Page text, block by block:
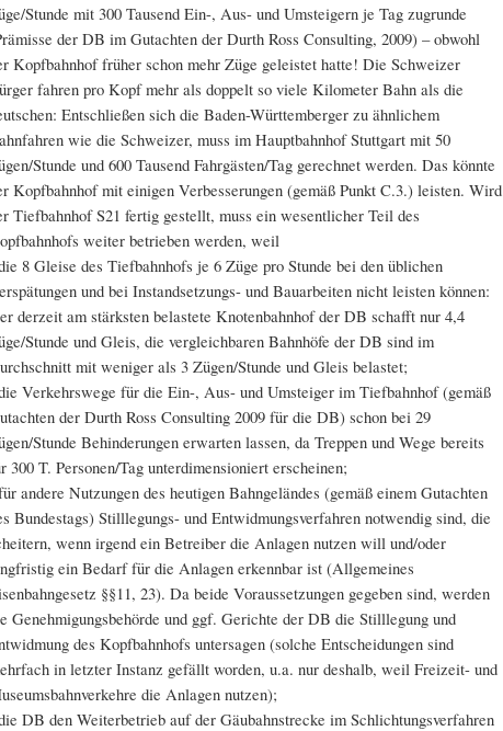
Stunde mit 300 Tausend Ein-, Aus- und Umsteigern je Tag zugrunde
der DB im Gutachten der Durth Ross Consulting, 2009) – obwohl
Kopfbahnhof früher schon mehr Züge geleistet hatte! Die Schweizer
fahren pro Kopf mehr als doppelt so viele Kilometer Bahn als die
Entschließen sich die Baden-Württemberger zu ähnlichem
wie die Schweizer, muss im Hauptbahnhof Stuttgart mit 50
Stunde und 600 Tausend Fahrgästen/Tag gerechnet werden. Das könnte
Kopfbahnhof mit einigen Verbesserungen (gemäß Punkt C.3.) leisten. Wird
Tiefbahnhof S21 fertig gestellt, muss ein wesentlicher Teil des
weiter betrieben werden, weil
8 Gleise des Tiefbahnhofs je 6 Züge pro Stunde bei den üblichen
und bei Instandsetzungs- und Bauarbeiten nicht leisten können:
derzeit am stärksten belastete Knotenbahnhof der DB schafft nur 4,4
Stunde und Gleis, die vergleichbaren Bahnhöfe der DB sind im
mit weniger als 3 Zügen/Stunde und Gleis belastet;
Verkehrswege für die Ein-, Aus- und Umsteiger im Tiefbahnhof (gemäß
der Durth Ross Consulting 2009 für die DB) schon bei 29
Stunde Behinderungen erwarten lassen, da Treppen und Wege bereits
300 T. Personen/Tag unterdimensioniert erscheinen;
andere Nutzungen des heutigen Bahngeländes (gemäß einem Gutachten
Bundestags) Stilllegungs- und Entwidmungsverfahren notwendig sind, die
wenn irgend ein Betreiber die Anlagen nutzen will und/oder
ein Bedarf für die Anlagen erkennbar ist (Allgemeines
§§11, 23). Da beide Voraussetzungen gegeben sind, werden
Genehmigungsbehörde und ggf. Gerichte der DB die Stilllegung und
des Kopfbahnhofs untersagen (solche Entscheidungen sind
in letzter Instanz gefällt worden, u.a. nur deshalb, weil Freizeit- und
die Anlagen nutzen);
DB den Weiterbetrieb auf der Gäubahnstrecke im Schlichtungsverfahren